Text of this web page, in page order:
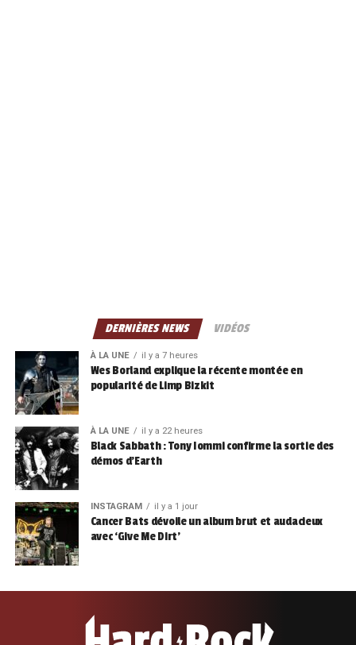
DERNIÈRES NEWS VIDÉOS
À LA UNE il y a 7 heures
Wes Borland explique la récente montée en
popularité de Limp Bizkit
À LA UNE il y a 22 heures
Black Sabbath : Tony Iommi confirme la sortie des
démos d’Earth
INSTAGRAM il y a 1 jour
Cancer Bats dévoile un album brut et audacieux
avec ‘Give Me Dirt’